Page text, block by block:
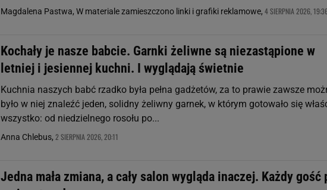
Magdalena Pastwa, W materiale zamieszczono linki i grafiki reklamowe, 4 SIERPNIA 2026,
Kochały je nasze babcie. Garnki żeliwne są niezastąpione w
letniej i jesiennej kuchni. I wyglądają świetnie
Kuchnia naszych babć rzadko była pełna gadżetów, za to prawie zawsze
było w niej znaleźć jeden, solidny żeliwny garnek, w którym gotowało się
wszystko: od niedzielnego rosołu po...
Anna Chlebus, 2 SIERPNIA 2026, 20:11
Jedna mała zmiana, a cały salon wygląda inaczej. Każdy gość